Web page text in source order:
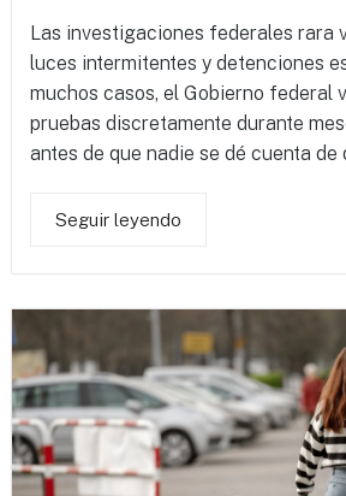
Las investigaciones federales rara
luces intermitentes y detenciones
muchos casos, el Gobierno federal
pruebas discretamente durante
antes de que nadie se dé cuenta de
Seguir leyendo